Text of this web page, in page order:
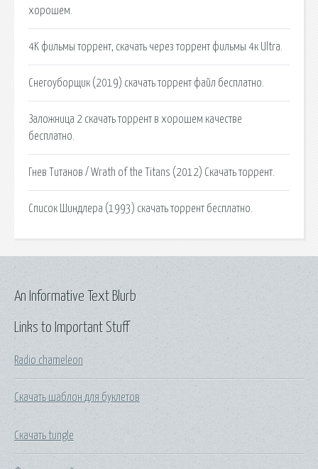
хорошем.
4K фильмы торрент, скачать через торрент фильмы 4к Ultra.
Снегоуборщик (2019) скачать торрент файл бесплатно.
Заложница 2 скачать торрент в хорошем качестве
бесплатно.
Гнев Титанов / Wrath of the Titans (2012) Скачать торрент.
Список Шиндлера (1993) скачать торрент бесплатно.
Links to Important Stuff
Radio chameleon
Скачать шаблон для буклетов
Скачать tungle
An Informative Text Blurb